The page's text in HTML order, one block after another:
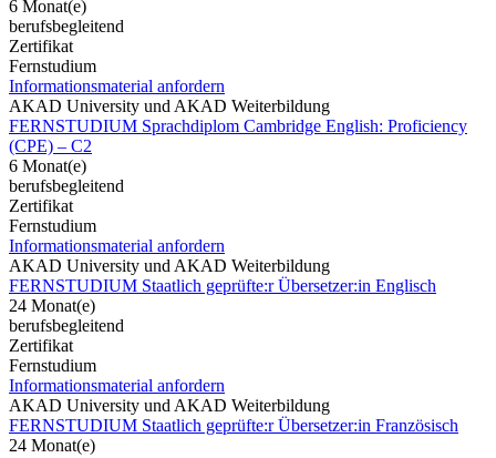
6 Monat(e)
berufsbegleitend
Zertifikat
Fernstudium
Informationsmaterial anfordern
AKAD University und AKAD Weiterbildung
FERNSTUDIUM Sprachdiplom Cambridge English: Proficiency
(CPE) – C2
6 Monat(e)
berufsbegleitend
Zertifikat
Fernstudium
Informationsmaterial anfordern
AKAD University und AKAD Weiterbildung
FERNSTUDIUM Staatlich geprüfte:r Übersetzer:in Englisch
24 Monat(e)
berufsbegleitend
Zertifikat
Fernstudium
Informationsmaterial anfordern
AKAD University und AKAD Weiterbildung
FERNSTUDIUM Staatlich geprüfte:r Übersetzer:in Französisch
24 Monat(e)